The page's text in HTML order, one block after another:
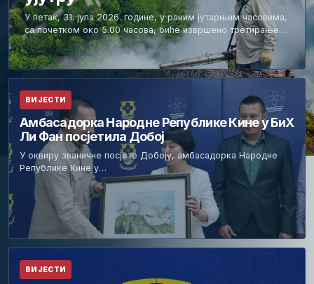
У петак, 31. јула 2026. године, у раним јутарњим часовима,
са почетком око 5.00 часова, биће извршено третирање…
ВИЈЕСТИ
Амбасадорка Народне Републике Кине у БиХ
Ли Фан посјетила Добој
У оквиру званичне посјете Добоју, амбасадорка Народне
Републике Кине у…
ВИЈЕСТИ